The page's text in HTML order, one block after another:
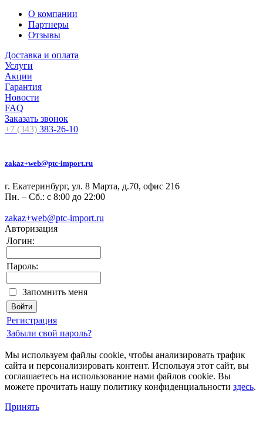
О компании
Партнеры
Отзывы
Доставка и оплата
Услуги
Акции
Гарантия
Новости
FAQ
Заказать звонок
+7 (343) 383-26-10
zakaz+web@ptc-import.ru
г. Екатеринбург, ул. 8 Марта, д.70, офис 216
Пн. – Сб.: с 8:00 до 22:00
zakaz+web@ptc-import.ru
Авторизация
Логин:
Пароль:
Запомнить меня
Регистрация
Забыли свой пароль?
Мы используем файлы cookie, чтобы анализировать трафик
сайта и персонализировать контент. Используя этот сайт, вы
соглашаетесь на использование нами файлов cookie. Вы
можете прочитать нашу политику конфиденциальности здесь.
Принять